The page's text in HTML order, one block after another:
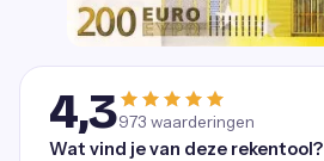
4,3973 waarderingen
Wat vind je van deze rekentool?